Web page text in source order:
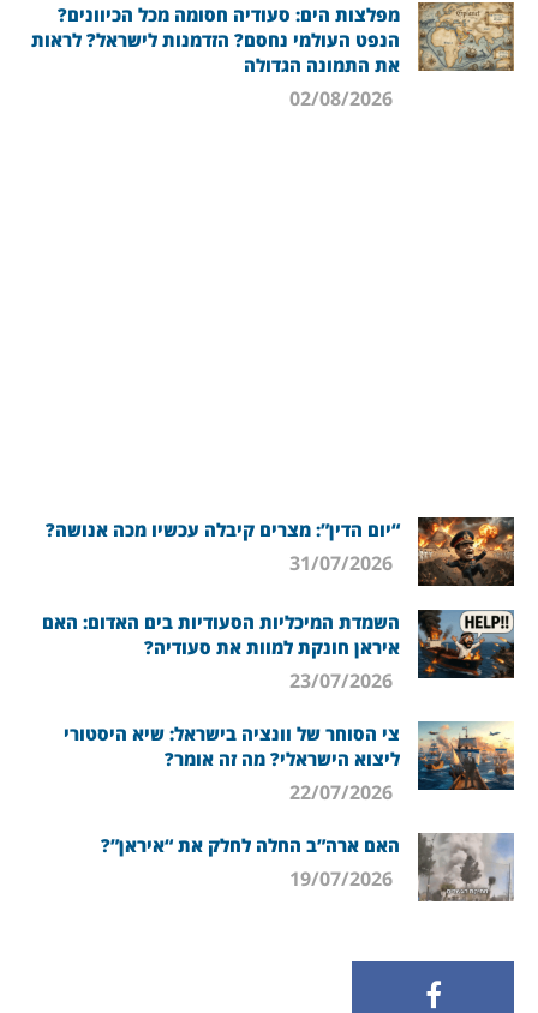
מפלצות הים: סעודיה חסומה מכל הכיוונים?
הנפט העולמי נחסם? הזדמנות לישראל? לראות
את התמונה הגדולה
“יום הדין”: מצרים קיבלה עכשיו מכה אנושה?
השמדת המיכליות הסעודיות בים האדום: האם
איראן חונקת למוות את סעודיה?
צי הסוחר של וונציה בישראל: שיא היסטורי
ליצוא הישראלי? מה זה אומר?
האם ארה”ב החלה לחלק את “איראן”?